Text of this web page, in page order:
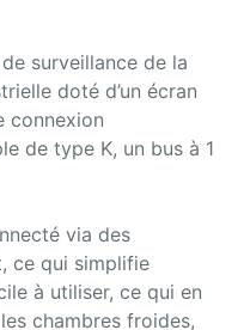
surveillance de la
doté d’un écran
connexion
de type K, un bus à 1
via des
ce qui simplifie
à utiliser, ce qui en
chambres froides,